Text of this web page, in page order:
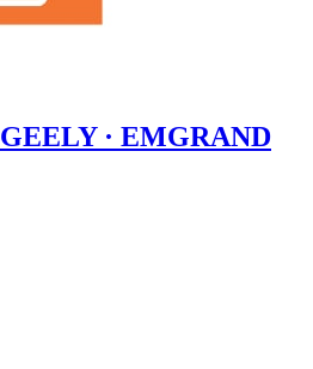
GEELY · EMGRAND